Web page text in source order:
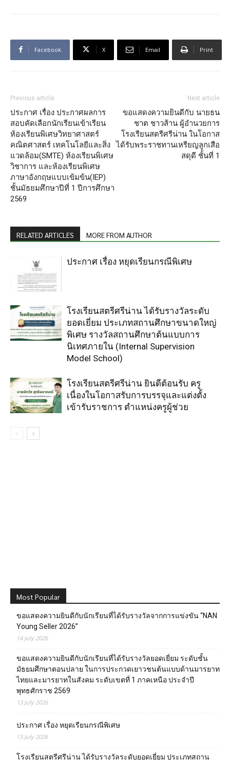
Facebook X Email Print
Previous article
ประกาศ เรื่อง ประกาศผลการ
สอบคัดเลือกนักเรียนเข้าเรียน
ห้องเรียนพิเศษวิทยาศาสตร์
คณิตศาสตร์ เทคโนโลยีและสิ่ง
แวดล้อม(SMTE) ห้องเรียนพิเศษ
วิชาการ และห้องเรียนพิเศษ
ภาษาอังกฤษแบบเข้มข้น(IEP)
ชั้นมัธยมศึกษาปีที่ 1 ปีการศึกษา
2569
Next article
ขอแสดงความยินดีกับ นายธน
ชาต ชาวส้าน ผู้อำนวยการ
โรงเรียนสตรีศรีน่าน ในโอกาส
ได้รับพระราชทานเหรียญลูกเสือ
สดุดี ชั้นที่ 1
RELATED ARTICLES MORE FROM AUTHOR
ประกาศ เรื่อง หยุดเรียนกรณีพิเศษ
โรงเรียนสตรีศรีน่าน ได้รับรางวัลระดับ
ยอดเยี่ยม ประเภทสถานศึกษาขนาดใหญ่
พิเศษ รางวัลสถานศึกษาต้นแบบการ
นิเทศภายใน (Internal Supervision
Model School)
โรงเรียนสตรีศรีน่าน ยินดีต้อนรับ ครู
เนื่องในโอกาสรับการบรรจุและแต่งตั้ง
เข้ารับราชการ ตำแหน่งครูผู้ช่วย
Most Popular
ขอแสดงความยินดีกับนักเรียนที่ได้รับรางวัลจากการแข่งขัน “NAN
Young Seller 2026”
14 July 2026
ขอแสดงความยินดีกับนักเรียนที่ได้รับรางวัลยอดเยี่ยม ระดับชั้น
มัธยมศึกษาตอนปลาย ในการประกวดเยาวชนต้นแบบด้านมารยาท
ไทยและมารยาทในสังคม ระดับเขตที่ 1 ภาคเหนือ ประจำปี
พุทธศักราช 2569
13 July 2026
ประกาศ เรื่อง หยุดเรียนกรณีพิเศษ
13 July 2026
โรงเรียนสตรีศรีน่าน ได้รับรางวัลระดับยอดเยี่ยม ประเภทสถาน